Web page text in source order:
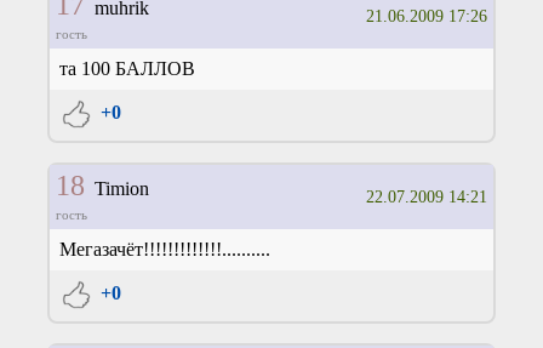
muhrik
гость
21.06.2009 17:26
та 100 БАЛЛОВ
+0
18 Timion
гость
22.07.2009 14:21
Мегазачёт!!!!!!!!!!!!!..........
+0